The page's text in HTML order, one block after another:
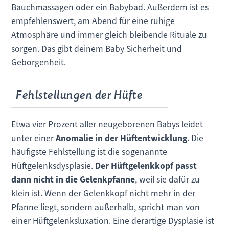
Bauchmassagen oder ein Babybad. Außerdem ist es
empfehlenswert, am Abend für eine ruhige
Atmosphäre und immer gleich bleibende Rituale zu
sorgen. Das gibt deinem Baby Sicherheit und
Geborgenheit.
Fehlstellungen der Hüfte
Etwa vier Prozent aller neugeborenen Babys leidet
unter einerAnomalie in der Hüftentwicklung. Die
häufigste Fehlstellung ist die sogenannte
Hüftgelenksdysplasie. Der Hüftgelenkkopf passt
dann nicht in die Gelenkpfanne, weil sie dafür zu
klein ist. Wenn der Gelenkkopf nicht mehr in der
Pfanne liegt, sondern außerhalb, spricht man von
einer Hüftgelenksluxation. Eine derartige Dysplasie ist